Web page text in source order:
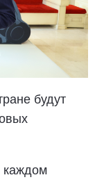
будут
каждом